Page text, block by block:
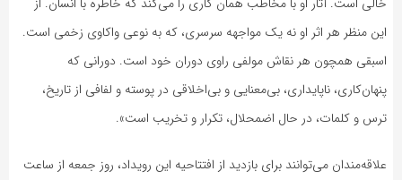
این منظر هر اثر او نه یک مواجهه سرسری، که به نوعی واکاوی زخمی است.
اسبقی همچون هر نقاش مولفی راوی دوران خود است. دورانی که
پنهان‌کاری، ناپایداری، بی‌معنایی و بی‌اخلاقی در پوسته و لفافی از تاریخ،
ترس و کلمات، در حال اضمحلال، تکرار و تخریب است».
علاقه‌مندان می‌توانند برای بازدید از افتتاحیه این رویداد، روز جمعه از ساعت